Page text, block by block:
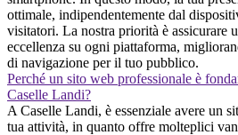
ottimale, indipendentemente dal
visitatori. La nostra priorità è assicurare
eccellenza su ogni piattaforma,
di navigazione per il tuo pubblico.
Perché un sito web professionale è
Caselle Landi?
A Caselle Landi, è essenziale avere un
tua attività, in quanto offre molteplici